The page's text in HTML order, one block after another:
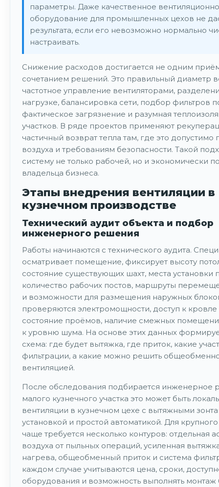
параметры. Даже качественное
оборудование для промышленных цехов не
результата, если его невозможно нормально
настраивать.
Снижение расходов достигается не одним
сочетанием решений. Это правильный диаметр
частотное управление вентиляторами,
нагрузке, балансировка сети, подбор фильтров
фактическое загрязнение и разумная
участков. В ряде проектов применяют
частичный возврат тепла там, где это допустимо
воздуха и требованиям безопасности. Такой
систему не только рабочей, но и экономически
владельца бизнеса.
Этапы внедрения вентиляции в
кузнечном производстве
Технический аудит объекта и подбор
инженерного решения
Работы начинаются с технического аудита.
осматривает помещение, фиксирует высоту
состояние существующих шахт, места установки
количество рабочих постов, маршруты
и возможности для размещения наружных
проверяются электромощности, доступ к
состояние проёмов, наличие смежных
к уровню шума. На основе этих данных
схема: где будет вытяжка, где приток, какие
фильтрации, а какие можно решить
вентиляцией.
После обследования подбирается инженерное
малого кузнечного участка это может быть
вентиляции в кузнечном цехе с вытяжными
установкой и простой автоматикой. Для
чаще требуется несколько контуров: отдельная
воздуха от пыльных операций, усиленная
нагрева, общеобменный приток и система
каждом случае учитываются цена, сроки,
оборудования и возможность выполнять монтаж